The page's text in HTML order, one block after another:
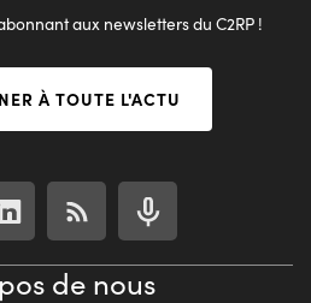
aux newsletters du C2RP !
À TOUTE L'ACTU
de nous